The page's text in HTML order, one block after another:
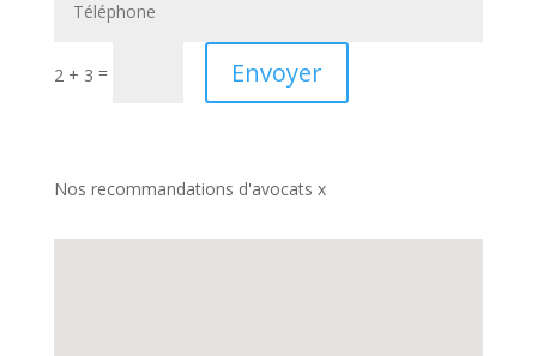
2 + 3 = Envoyer
Nos recommandations d'avocats x